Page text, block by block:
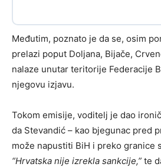
Međutim, poznato je da se, osim
prelazi poput Doljana, Bijače,
nalaze unutar teritorije Federacije
njegovu izjavu.
Tokom emisije, voditelj je dao
da Stevandić – kao bjegunac pred
može napustiti BiH i preko granice
“Hrvatska nije izrekla sankcije,” te